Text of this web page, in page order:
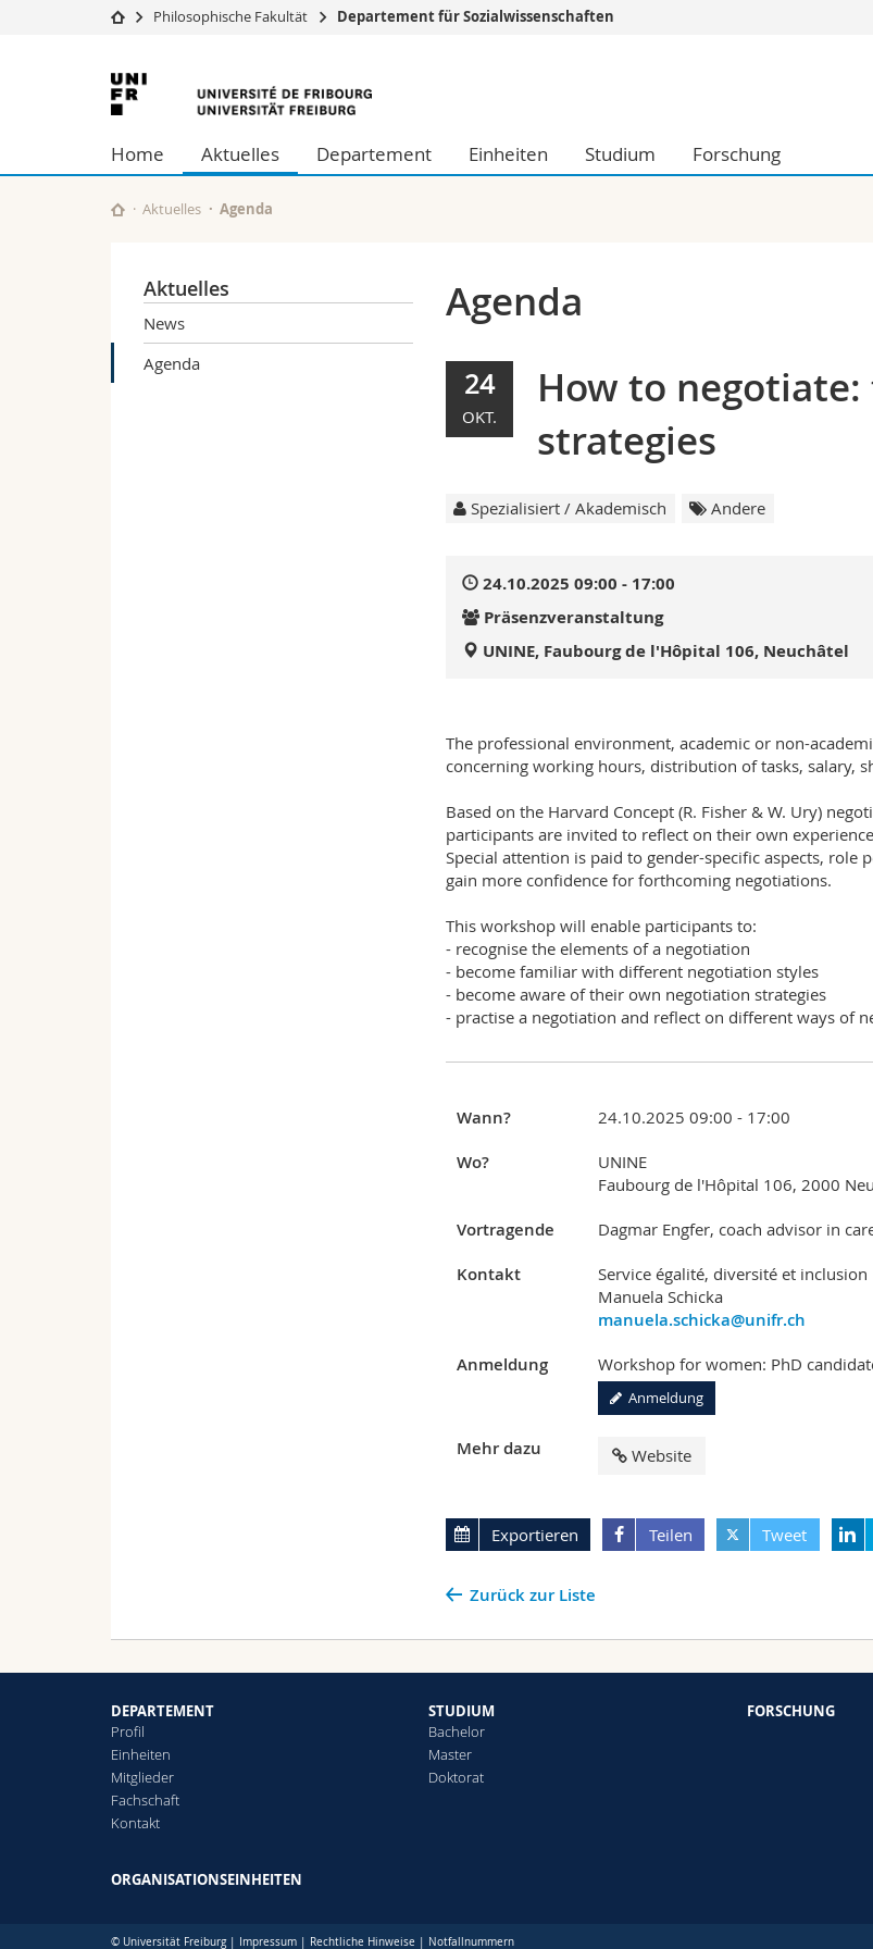
Universität
Studium
Forschung
Universität
Weiterbildung
Wirtschafts- und Sozialwissenschaftliche Fak.
Philosophische Fak.
Philosophische Fakultät Departement für Sozialwissenschaften
Universität
Freiburg
Home Aktuelles Departement Einheiten Studium Forschung
Aktuelles Agenda
Aktuelles
News
Agenda
Agenda
24
OKT.
How to
strategies
Spezialisiert / Akademisch Andere
24.10.2025 09:00 - 17:00
Präsenzveranstaltung
UNINE, Faubourg de l'Hôpital 106, Neuchâtel
The professional environment, academic or non-
concerning working hours, distribution of tasks, salary,
Based on the Harvard Concept (R. Fisher & W. Ury)
participants are invited to reflect on their own
Special attention is paid to gender-specific aspects,
gain more confidence for forthcoming negotiations.
This workshop will enable participants to:
- recognise the elements of a negotiation
- become familiar with different negotiation styles
- become aware of their own negotiation strategies
- practise a negotiation and reflect on different ways of
Wann? 24.10.2025 09:00 - 17:00
Wo?
UNINE
Faubourg de l'Hôpital 106, 2000
Vortragende Dagmar Engfer, coach advisor in
Kontakt
Service égalité, diversité et inclusion
Manuela Schicka
manuela.schicka@unifr.ch
Anmeldung
Workshop for women: PhD
Anmeldung
Mehr dazu Website
Exportieren Teilen Tweet
Zurück zur Liste
DEPARTEMENT
Profil
Einheiten
Mitglieder
Fachschaft
Kontakt
ORGANISATIONSEINHEITEN
STUDIUM
Bachelor
Master
Doktorat
FORSCHUNG
© Universität Freiburg | Impressum Rechtliche Hinweise Notfallnummern